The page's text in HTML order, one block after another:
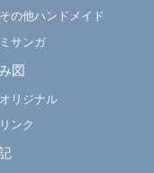
その他ハンドメイド
ミサンガ
図
オリジナル
リンク